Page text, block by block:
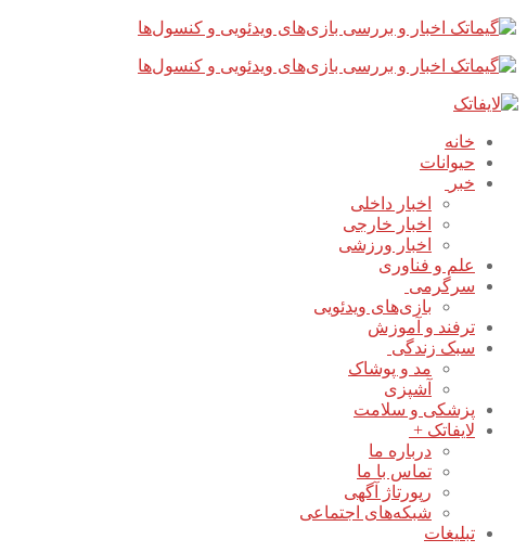
پرش
محتوا
فهرست
بستن
خانه
حیوانات
خبر
اخبار داخلی
اخبار خارجی
اخبار ورزشی
علم و فناوری
سرگرمی
بازی‌های ویدئویی
ترفند و آموزش
سبک زندگی
مد و پوشاک
آشپزی
پزشکی و سلامت
لایفاتک +
درباره ما
تماس با ما
رپورتاژ آگهی
شبکه‌های اجتماعی
تبلیغات